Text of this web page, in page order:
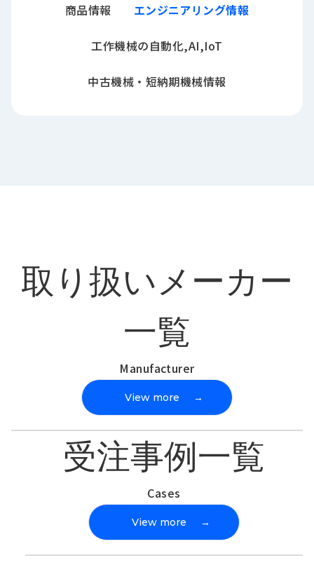
商品情報 エンジニアリング情報
工作機械の自動化,AI,IoT
中古機械・短納期機械情報
取り扱いメーカー
一覧
Manufacturer
View more →
受注事例一覧
Cases
View more →